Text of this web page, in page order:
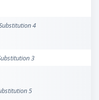
4
3
5